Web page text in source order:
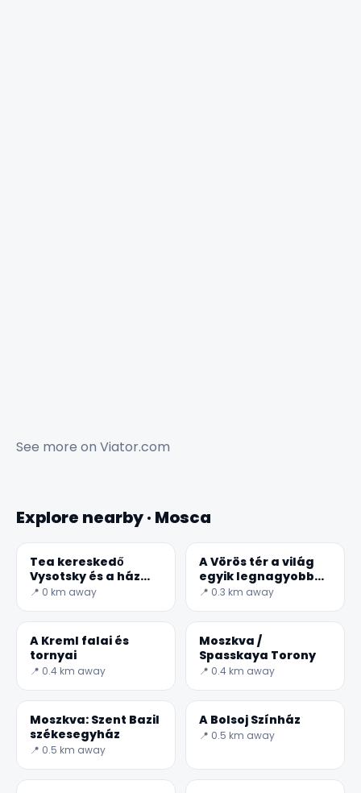
See more on Viator.com
Explore nearby · Mosca
Tea kereskedő
Vysotsky és a ház
Ogorodnya Sloboda
📍 0 km away
A Vörös tér a világ
egyik legnagyobb
tere
📍 0.3 km away
A Kreml falai és
tornyai
📍 0.4 km away
Moszkva /
Spasskaya Torony
📍 0.4 km away
Moszkva: Szent Bazil
székesegyház
📍 0.5 km away
A Bolsoj Színház
📍 0.5 km away
✕